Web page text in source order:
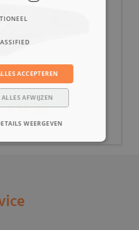
€ 14,99
ACCEPTEREN
ALLES AFWIJZEN
WEERGEVEN